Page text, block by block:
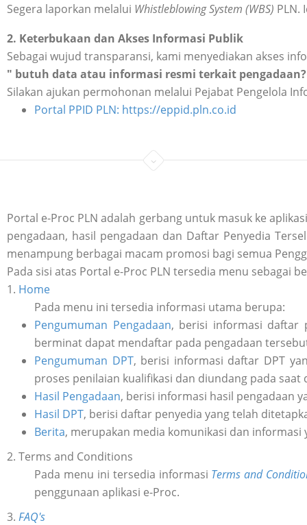
Segera laporkan melalui Whistleblowing System (WBS) PLN.
2. Keterbukaan dan Akses Informasi Publik
Sebagai wujud transparansi, kami menyediakan akses
" butuh data atau informasi resmi terkait
Silakan ajukan permohonan melalui Pejabat Pengelola
Portal PPID PLN: https://eppid.pln.co.id
Portal e-Proc PLN adalah gerbang untuk masuk ke
pengadaan, hasil pengadaan dan Daftar Penyedia
menampung berbagai macam promosi bagi semua
Pada sisi atas Portal e-Proc PLN tersedia menu sebagai
1. Home
Pada menu ini tersedia informasi utama berupa:
Pengumuman Pengadaan, berisi informasi daftar
berminat dapat mendaftar pada pengadaan
Pengumuman DPT, berisi informasi daftar DPT
proses penilaian kualifikasi dan diundang pada
Hasil Pengadaan, berisi informasi hasil pengadaan
Hasil DPT, berisi daftar penyedia yang telah
Berita, merupakan media komunikasi dan
2. Terms and Conditions
Pada menu ini tersedia informasi Terms and
penggunaan aplikasi e-Proc.
3. FAQ's